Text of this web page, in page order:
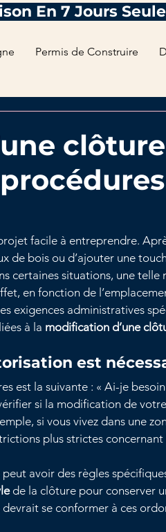
Permis de Construire
facile à entreprendre.
de bois ou d’ajouter une
certaines situations, une
en fonction de
exigences administratives
à la modification d’une
est
est la suivante : « Ai-je besoin
si la modification de
si vous vivez dans une
plus strictes
avoir des règles
de la clôture pour conserver
se conformer à ces